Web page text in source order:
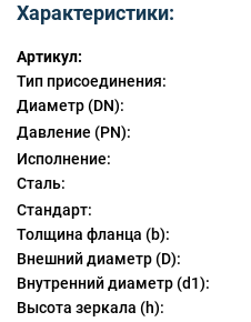
Характеристики:
Артикул:
Тип присоединения:
Диаметр (DN):
Давление (PN):
Исполнение:
Сталь:
Стандарт:
Толщина фланца (b):
Внешний диаметр (D):
Внутренний диаметр (d1):
Высота зеркала (h):